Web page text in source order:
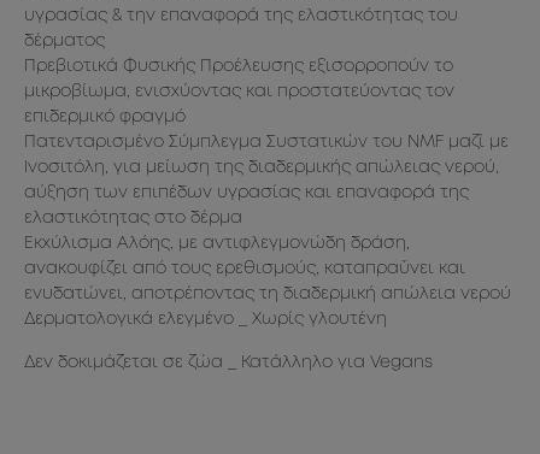
υγρασίας & την επαναφορά της ελαστικότητας του
δέρματος
Πρεβιοτικά Φυσικής Προέλευσης εξισορροπούν το
μικροβίωμα, ενισχύοντας και προστατεύοντας τον
επιδερμικό φραγμό
Πατενταρισμένο Σύμπλεγμα Συστατικών του NMF μαζί με
Ινοσιτόλη, για μείωση της διαδερμικής απώλειας νερού,
αύξηση των επιπέδων υγρασίας και επαναφορά της
ελαστικότητας στο δέρμα
Εκχύλισμα Αλόης, με αντιφλεγμονώδη δράση,
ανακουφίζει από τους ερεθισμούς, καταπραΰνει και
ενυδατώνει, αποτρέποντας τη διαδερμική απώλεια νερού
Δερματολογικά ελεγμένο _ Χωρίς γλουτένη
Δεν δοκιμάζεται σε ζώα _ Κατάλληλο για Vegans